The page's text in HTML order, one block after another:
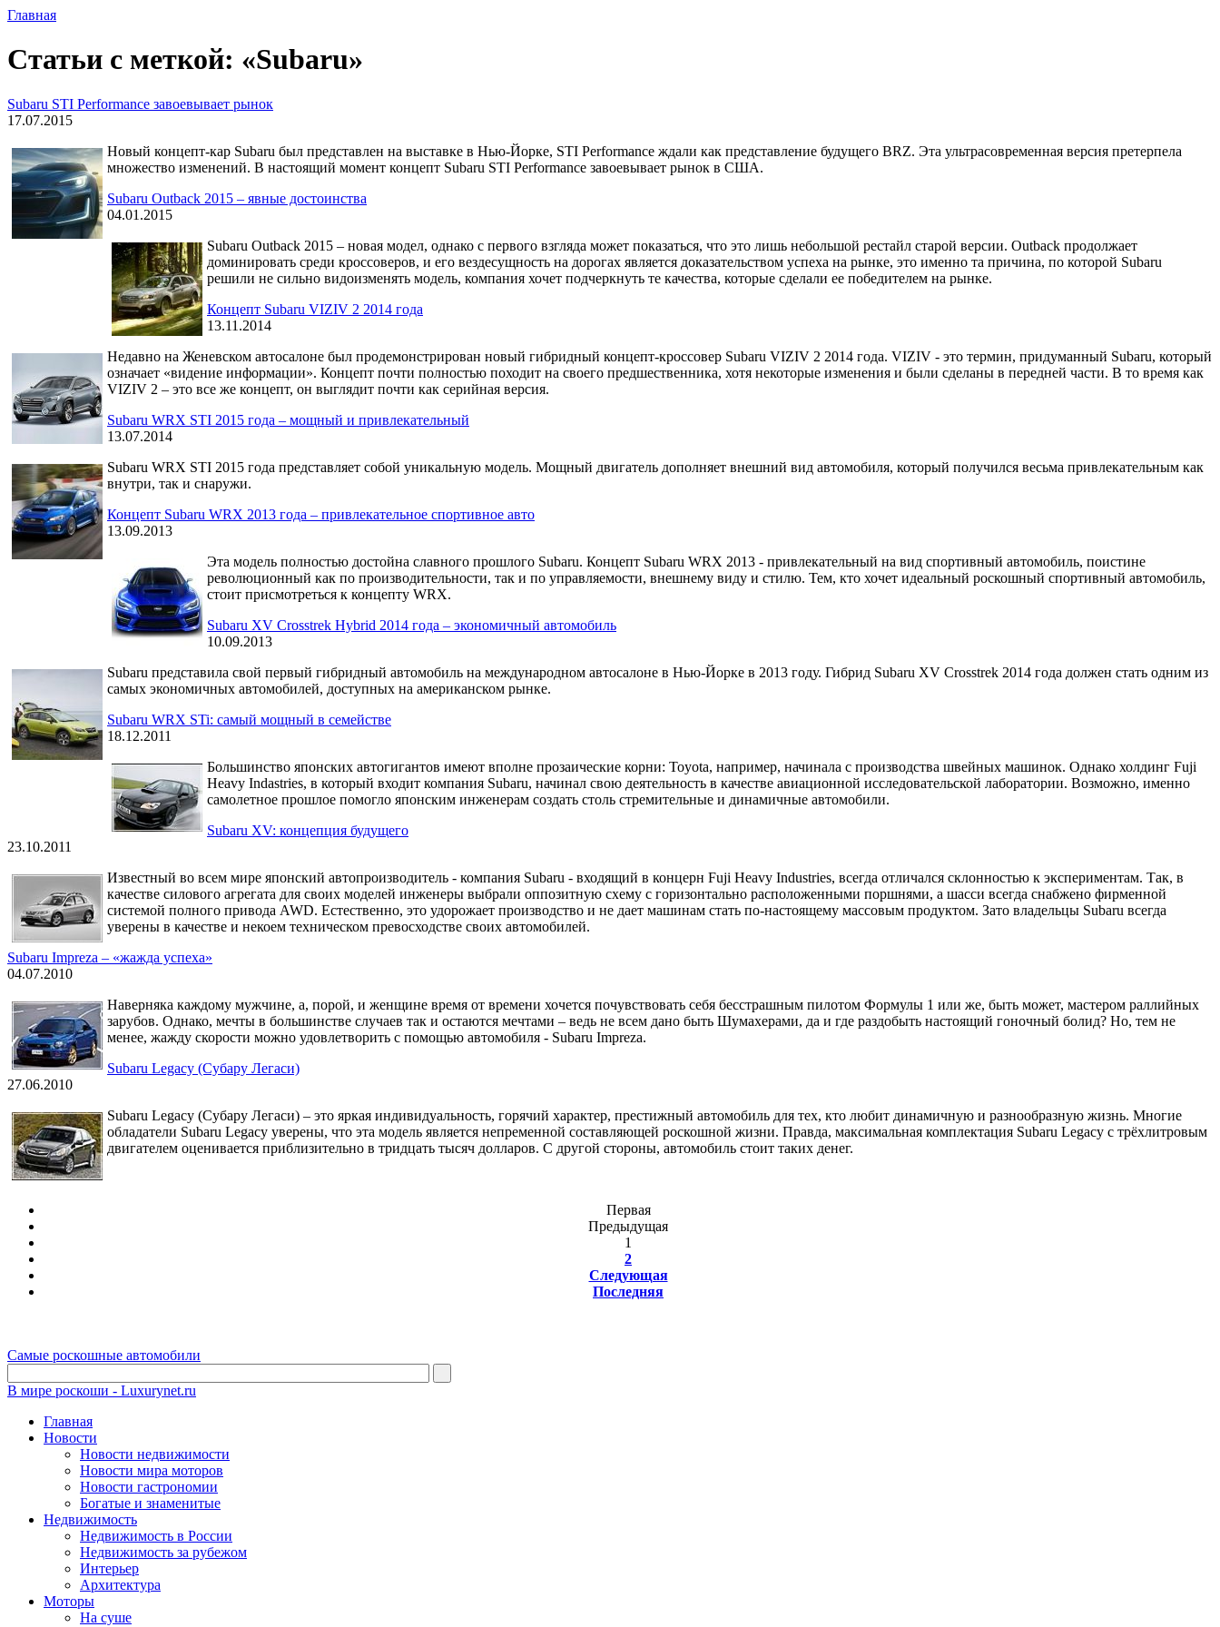
Главная
Статьи с меткой: «Subaru»
Subaru STI Performance завоевывает рынок
17.07.2015
Новый концепт-кар Subaru был представлен на выставке в Нью-Йорке, STI Performance ждали как представление будущего BRZ. Эта ультрасовременная версия претерпела
множество изменений. В настоящий момент концепт Subaru STI Performance завоевывает рынок в США.
Subaru Outback 2015 – явные достоинства
04.01.2015
Subaru Outback 2015 – новая модел, однако с первого взгляда может показаться, что это лишь небольшой рестайл старой версии. Outback продолжает
доминировать среди кроссоверов, и его вездесущность на дорогах является доказательством успеха на рынке, это именно та причина, по которой Subaru
решили не сильно видоизменять модель, компания хочет подчеркнуть те качества, которые сделали ее победителем на рынке.
Концепт Subaru VIZIV 2 2014 года
13.11.2014
Недавно на Женевском автосалоне был продемонстрирован новый гибридный концепт-кроссовер Subaru VIZIV 2 2014 года. VIZIV - это термин, придуманный Subaru, который
означает «видение информации». Концепт почти полностью походит на своего предшественника, хотя некоторые изменения и были сделаны в передней части. В то время как
VIZIV 2 – это все же концепт, он выглядит почти как серийная версия.
Subaru WRX STI 2015 года – мощный и привлекательный
13.07.2014
Subaru WRX STI 2015 года представляет собой уникальную модель. Мощный двигатель дополняет внешний вид автомобиля, который получился весьма привлекательным как
внутри, так и снаружи.
Концепт Subaru WRX 2013 года – привлекательное спортивное авто
13.09.2013
Эта модель полностью достойна славного прошлого Subaru. Концепт Subaru WRX 2013 - привлекательный на вид спортивный автомобиль, поистине
революционный как по производительности, так и по управляемости, внешнему виду и стилю. Тем, кто хочет идеальный роскошный спортивный автомобиль,
стоит присмотреться к концепту WRX.
Subaru XV Crosstrek Hybrid 2014 года – экономичный автомобиль
10.09.2013
Subaru представила свой первый гибридный автомобиль на международном автосалоне в Нью-Йорке в 2013 году. Гибрид Subaru XV Crosstrek 2014 года должен стать одним из
самых экономичных автомобилей, доступных на американском рынке.
Subaru WRX STi: самый мощный в семействе
18.12.2011
Большинство японских автогигантов имеют вполне прозаические корни: Toyota, например, начинала с производства швейных машинок. Однако холдинг Fuji
Heavy Indastries, в который входит компания Subaru, начинал свою деятельность в качестве авиационной исследовательской лаборатории. Возможно, именно
самолетное прошлое помогло японским инженерам создать столь стремительные и динамичные автомобили.
Subaru XV: концепция будущего
23.10.2011
Известный во всем мире японский автопроизводитель - компания Subaru - входящий в концерн Fuji Heavy Industries, всегда отличался склонностью к экспериментам. Так, в
качестве силового агрегата для своих моделей инженеры выбрали оппозитную схему с горизонтально расположенными поршнями, а шасси всегда снабжено фирменной
системой полного привода AWD. Естественно, это удорожает производство и не дает машинам стать по-настоящему массовым продуктом. Зато владельцы Subaru всегда
уверены в качестве и некоем техническом превосходстве своих автомобилей.
Subaru Impreza – «жажда успеха»
04.07.2010
Наверняка каждому мужчине, а, порой, и женщине время от времени хочется почувствовать себя бесстрашным пилотом Формулы 1 или же, быть может, мастером раллийных
зарубов. Однако, мечты в большинстве случаев так и остаются мечтами – ведь не всем дано быть Шумахерами, да и где раздобыть настоящий гоночный болид? Но, тем не
менее, жажду скорости можно удовлетворить с помощью автомобиля - Subaru Impreza.
Subaru Legacy (Субару Легаси)
27.06.2010
Subaru Legacy (Субару Легаси) – это яркая индивидуальность, горячий характер, престижный автомобиль для тех, кто любит динамичную и разнообразную жизнь. Многие
обладатели Subaru Legacy уверены, что эта модель является непременной составляющей роскошной жизни. Правда, максимальная комплектация Subaru Legacy с трёхлитровым
двигателем оценивается приблизительно в тридцать тысяч долларов. С другой стороны, автомобиль стоит таких денег.
Первая
Предыдущая
1
2
Следующая
Последняя
Самые роскошные автомобили
В мире роскоши - Luxurynet.ru
Главная
Новости
Новости недвижимости
Новости мира моторов
Новости гастрономии
Богатые и знаменитые
Недвижимость
Недвижимость в России
Недвижимость за рубежом
Интерьер
Архитектура
Моторы
На суше